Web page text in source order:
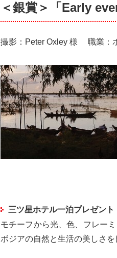
＜銀賞＞「Early
撮影：Peter Oxley 様 職業：
三ツ星ホテル一泊プレゼント
モチーフから光、色、フレー
ボジアの自然と生活の美しさ